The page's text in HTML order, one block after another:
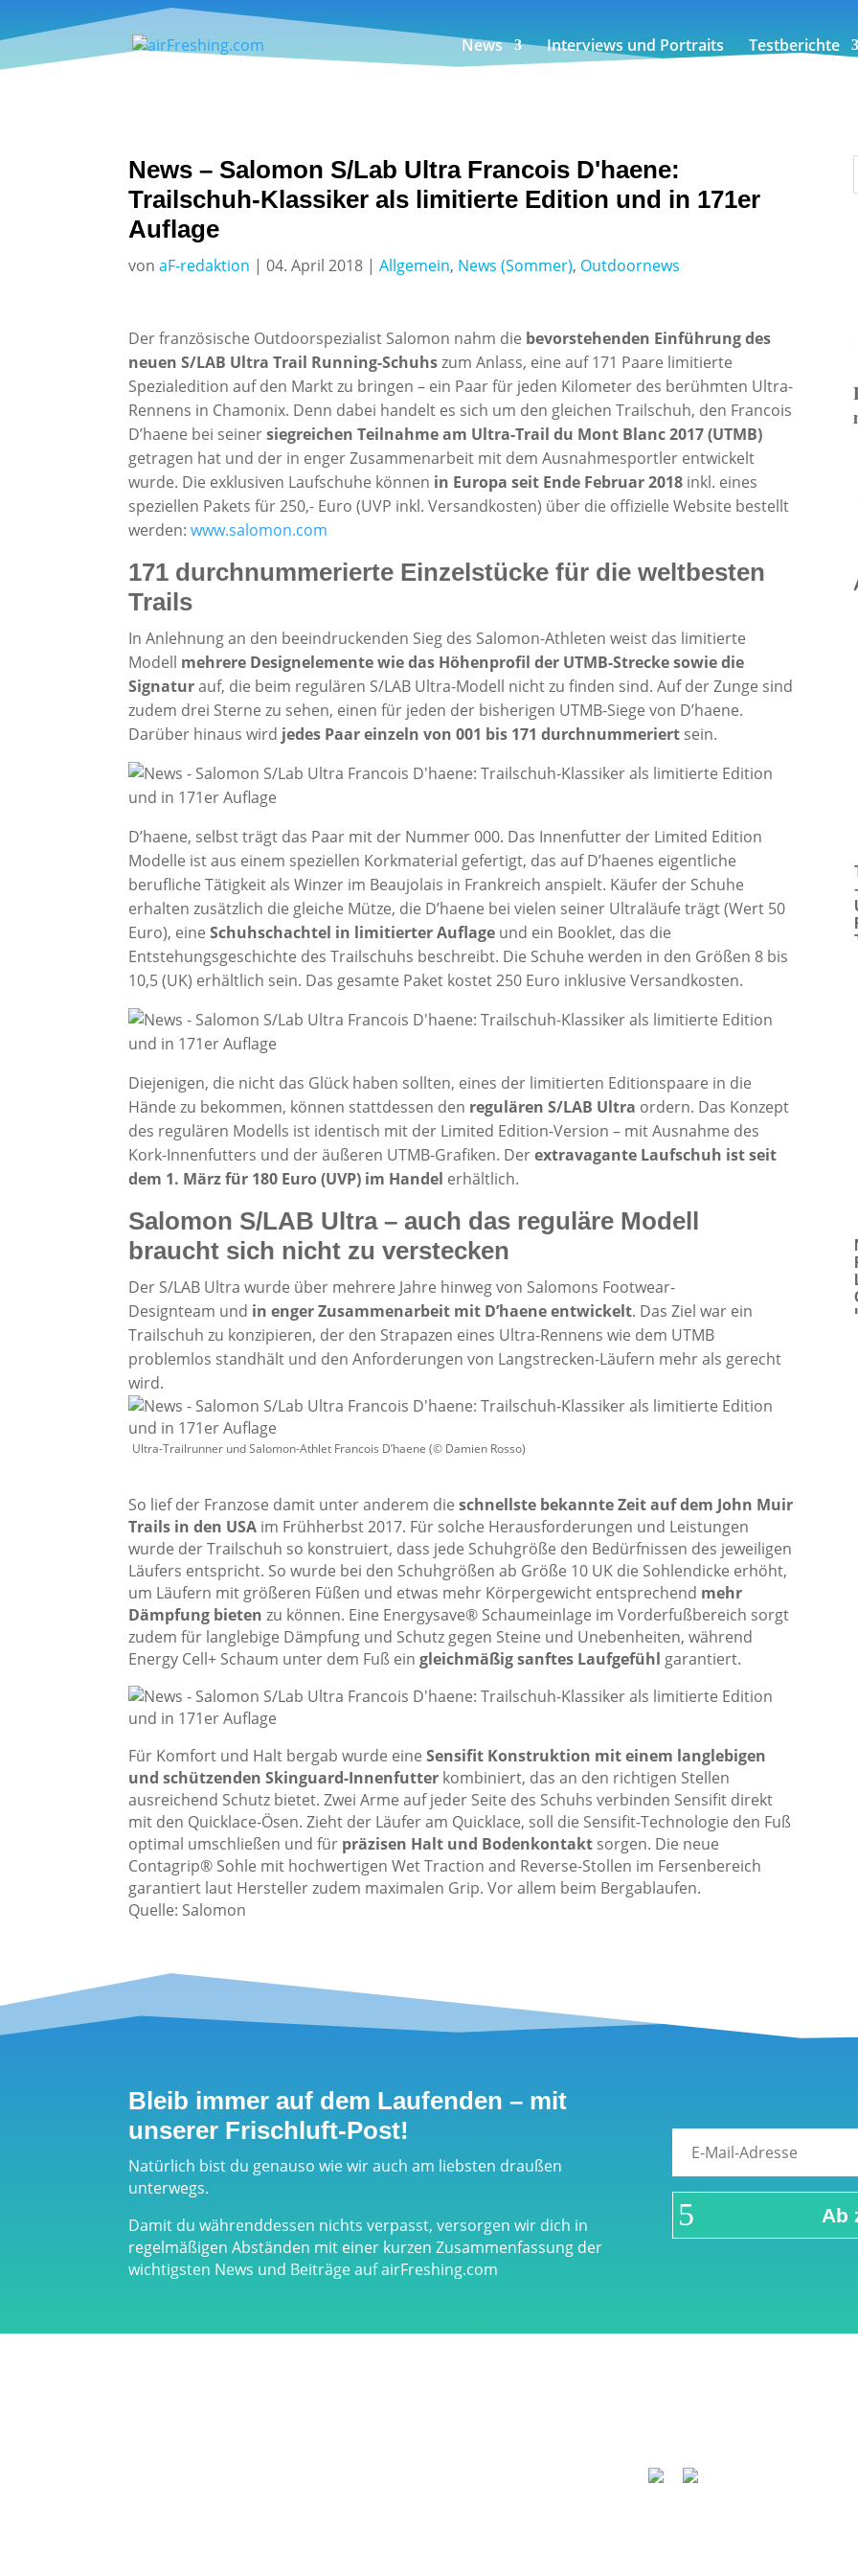
News Interviews und Portraits Testberichte
News – Salomon S/Lab Ultra Francois D'haene:
Trailschuh-Klassiker als limitierte Edition und in 171er
Auflage
vonaF-redaktion |04. April 2018 |Allgemein, News (Sommer), Outdoornews
Der französische Outdoorspezialist Salomon nahm die bevorstehenden Einführung des
neuen S/LAB Ultra Trail Running-Schuhszum Anlass, eine auf 171 Paare limitierte
Spezialedition auf den Markt zu bringen – ein Paar für jeden Kilometer des berühmten Ultra-
Rennens in Chamonix. Denn dabei handelt es sich um den gleichen Trailschuh, den Francois
D’haene bei seinersiegreichen Teilnahme am Ultra-Trail du Mont Blanc 2017 (UTMB)
getragen hat und der in enger Zusammenarbeit mit dem Ausnahmesportler entwickelt
wurde. Die exklusiven Laufschuhe können in Europa seit Ende Februar 2018 inkl. eines
speziellen Pakets für 250,- Euro (UVP inkl. Versandkosten) über die offizielle Website bestellt
werden:www.salomon.com
171 durchnummerierte Einzelstücke für die weltbesten
Trails
In Anlehnung an den beeindruckenden Sieg des Salomon-Athleten weist das limitierte
Modell mehrere Designelemente wie das Höhenprofil der UTMB-Strecke sowie die
Signaturauf, die beim regulären S/LAB Ultra-Modell nicht zu finden sind. Auf der Zunge sind
zudem drei Sterne zu sehen, einen für jeden der bisherigen UTMB-Siege von D’haene.
Darüber hinaus wird jedes Paar einzeln von 001 bis 171 durchnummeriert sein.
D’haene, selbst trägt das Paar mit der Nummer 000. Das Innenfutter der Limited Edition
Modelle ist aus einem speziellen Korkmaterial gefertigt, das auf D’haenes eigentliche
berufliche Tätigkeit als Winzer im Beaujolais in Frankreich anspielt. Käufer der Schuhe
erhalten zusätzlich die gleiche Mütze, die D’haene bei vielen seiner Ultraläufe trägt (Wert 50
Euro), eineSchuhschachtel in limitierter Auflage und ein Booklet, das die
Entstehungsgeschichte des Trailschuhs beschreibt. Die Schuhe werden in den Größen 8 bis
10,5 (UK) erhältlich sein. Das gesamte Paket kostet 250 Euro inklusive Versandkosten.
Diejenigen, die nicht das Glück haben sollten, eines der limitierten Editionspaare in die
Hände zu bekommen, können stattdessen den regulären S/LAB Ultra ordern. Das Konzept
des regulären Modells ist identisch mit der Limited Edition-Version – mit Ausnahme des
Kork-Innenfutters und der äußeren UTMB-Grafiken. Derextravagante Laufschuh ist seit
dem 1. März für 180 Euro (UVP) im Handel erhältlich.
Salomon S/LAB Ultra – auch das reguläre Modell
braucht sich nicht zu verstecken
Der S/LAB Ultra wurde über mehrere Jahre hinweg von Salomons Footwear-
Designteam und in enger Zusammenarbeit mit D’haene entwickelt. Das Ziel war ein
Trailschuh zu konzipieren, der den Strapazen eines Ultra-Rennens wie dem UTMB
problemlos standhält und den Anforderungen von Langstrecken-Läufern mehr als gerecht
wird.
Ultra-Trailrunner und Salomon-Athlet Francois D’haene (© Damien Rosso)
So lief der Franzose damit unter anderem die schnellste bekannte Zeit auf dem John Muir
Trails in den USA im Frühherbst 2017. Für solche Herausforderungen und Leistungen
wurde der Trailschuh so konstruiert, dass jede Schuhgröße den Bedürfnissen des jeweiligen
Läufers entspricht. So wurde bei den Schuhgrößen ab Größe 10 UK die Sohlendicke erhöht,
um Läufern mit größeren Füßen und etwas mehr Körpergewicht entsprechend mehr
Dämpfung bieten zu können. Eine Energysave® Schaumeinlage im Vorderfußbereich sorgt
zudem für langlebige Dämpfung und Schutz gegen Steine und Unebenheiten, während
Energy Cell+ Schaum unter dem Fuß eingleichmäßig sanftes Laufgefühl garantiert.
Für Komfort und Halt bergab wurde eineSensifit Konstruktion mit einem langlebigen
und schützenden Skinguard-Innenfutter kombiniert, das an den richtigen Stellen
ausreichend Schutz bietet. Zwei Arme auf jeder Seite des Schuhs verbinden Sensifit direkt
mit den Quicklace-Ösen. Zieht der Läufer am Quicklace, soll die Sensifit-Technologie den Fuß
optimal umschließen und für präzisen Halt und Bodenkontakt sorgen. Die neue
Contagrip® Sohle mit hochwertigen Wet Traction and Reverse-Stollen im Fersenbereich
garantiert laut Hersteller zudem maximalen Grip. Vor allem beim Bergablaufen.
Quelle: Salomon
Bleib immer auf dem Laufenden – mit
unserer Frischluft-Post!
Natürlich bist du genauso wie wir auch am liebsten draußen
unterwegs.
Damit du währenddessen nichts verpasst, versorgen wir dich in
regelmäßigen Abständen mit einer kurzen Zusammenfassung der
wichtigsten News und Beiträge auf airFreshing.com
Ab